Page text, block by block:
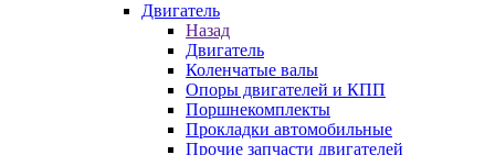
Двигатель
Назад
Двигатель
Коленчатые валы
Опоры двигателей и КПП
Поршнекомплекты
Прокладки автомобильные
Прочие запчасти двигателей